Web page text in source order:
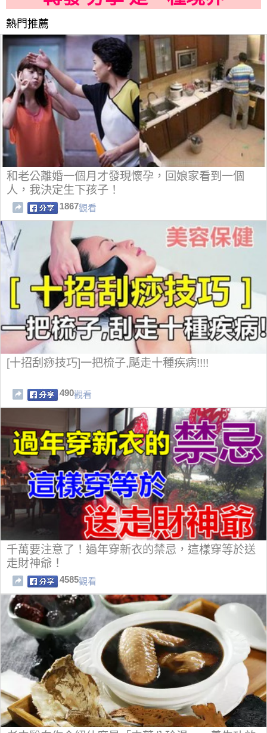
熱門推薦
和老公離婚一個月才發現懷孕，回娘家看到一個
人，我決定生下孩子！
1867觀看
[十招刮痧技巧]一把梳子,颳走十種疾病!!!!
490觀看
千萬要注意了！過年穿新衣的禁忌，這樣穿等於送
走財神爺！
4585觀看